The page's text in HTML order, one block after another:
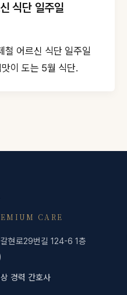
식단 일주일
철 어르신 식단 일주일
이 도는 5월 식단.
CARE
현로29번길 124-6 1층
경력 간호사